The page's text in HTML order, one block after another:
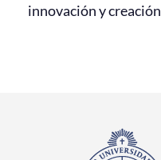
innovación y